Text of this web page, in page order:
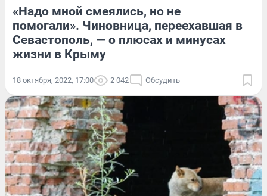
«Надо мной смеялись, но не
помогали». Чиновница, переехавшая в
Севастополь, — о плюсах и минусах
жизни в Крыму
18 октября, 2022, 17:00 2 042 Обсудить